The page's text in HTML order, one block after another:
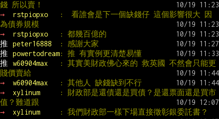
錢 所以賣！
→
rstpiopxo
:  看誰會是下一個缺錢仔 這個影響很大 因
為債券規模
→
rstpiopxo
: 都幾百億的
推
peter16888
: 感謝大家
推
powertodream: 推 有實例更清楚易懂
推
w60904max
: 其實美財政佛心來的 救英國 不然會只能更
賤價賣給
→
w60904max
: 其他人 缺錢缺到不行
→
xylinum
: 財政部是還債還是買債？是還票面還是買市
值？難道跟
→
xylinum : 我們財政部一樣下場直接徵彰銀委託書？